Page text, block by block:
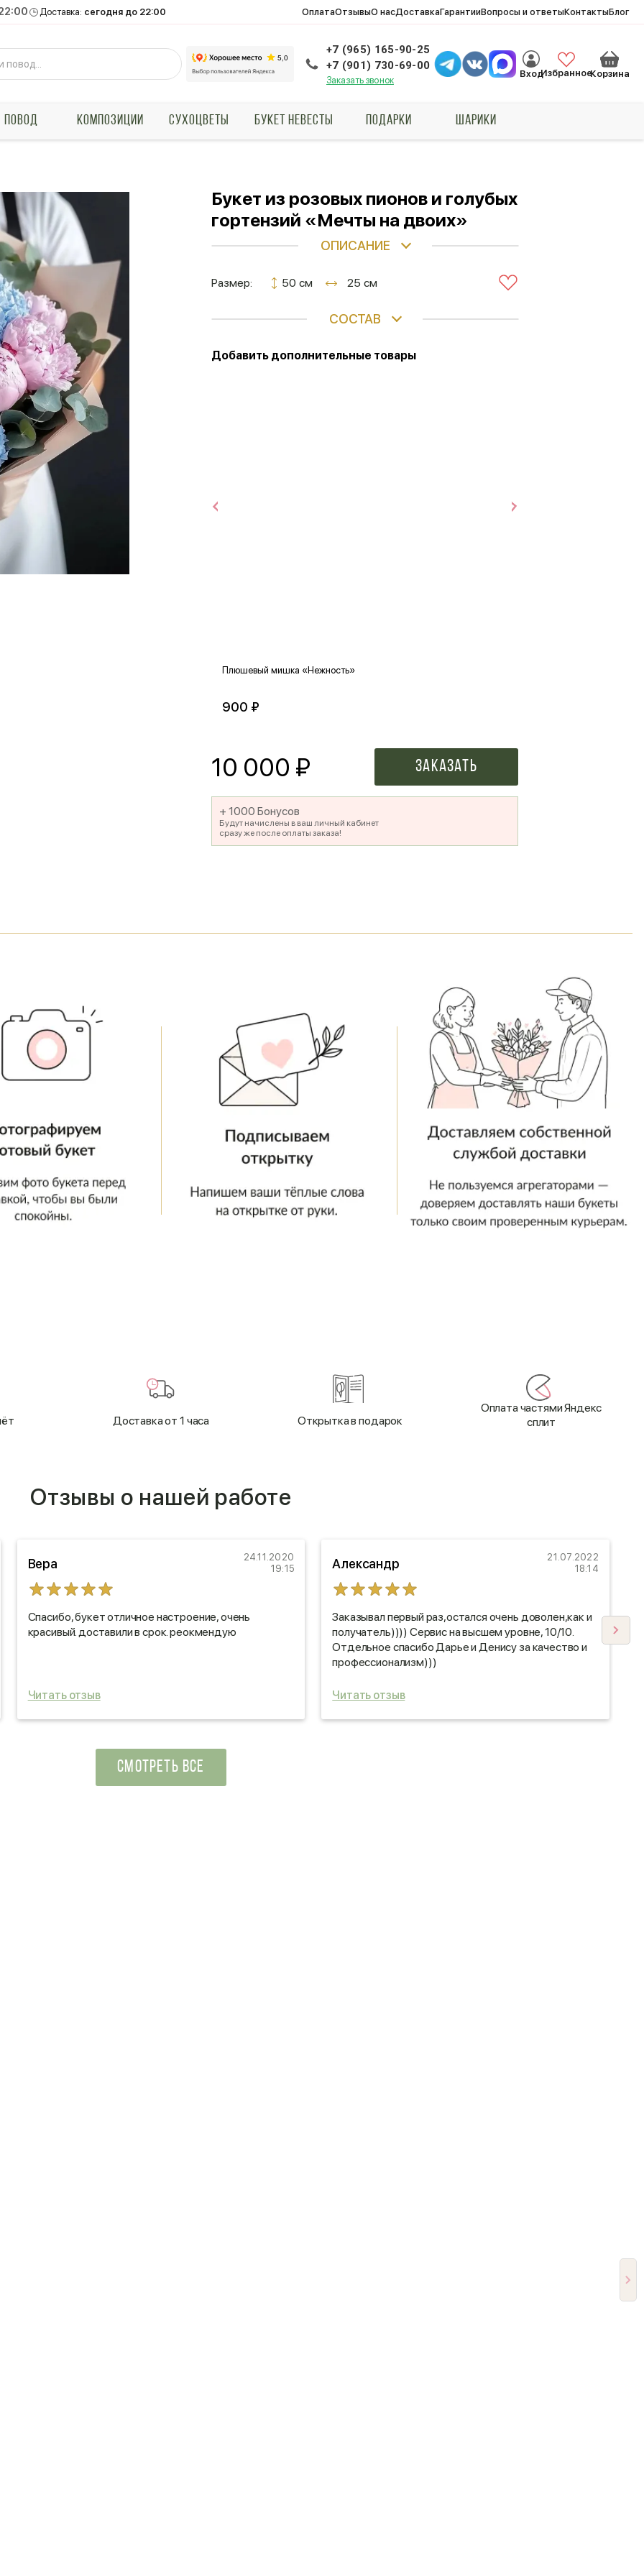
Доставка: сегодня до 22:00 ОплатаОтзывыО насДоставкаГарантииВопросы и ответыКонтактыБлог
+7 (965) 165-90-25
+7 (901) 730-69-00
Заказать звонок
ВходИзбранноеКорзина
ПОВОД КОМПОЗИЦИИ СУХОЦВЕТЫ БУКЕТ НЕВЕСТЫ ПОДАРКИ ШАРИКИ
Букет из розовых пионов и голубых
гортензий «Мечты на двоих»
ОПИСАНИЕ
Размер: 50 см 25 см
СОСТАВ
Добавить дополнительные товары
Плюшевый мишка «Нежность»
900 ₽
10 000 ₽ Заказать
+ 1000 Бонусов
Будут начислены в ваш личный кабинет
сразу же после оплаты заказа!
Доставка от 1 часа Открытка в подарок
Оплата частями Яндекс
сплит
Отзывы о нашей работе
Вера
24.11.2020
19:15
Спасибо, букет отличное настроение, очень
красивый. доставили в срок. реокмендую
Читать отзыв
Александр
21.07.2022
18:14
Заказывал первый раз,остался очень доволен,как и
получатель)))) Сервис на высшем уровне, 10/10.
Отдельное спасибо Дарье и Денису за качество и
профессионализм)))
Читать отзыв
СМОТРЕТЬ ВСЕ